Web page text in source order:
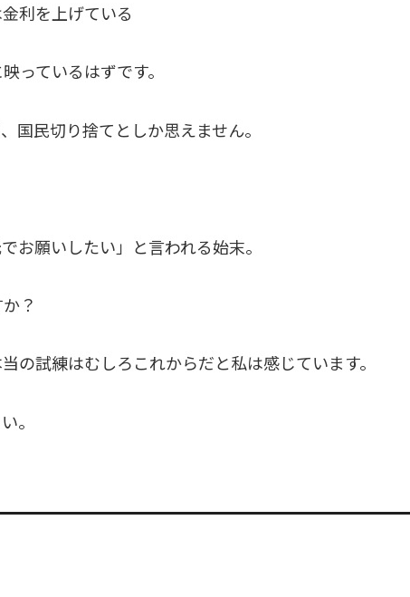
利を上げている
っているはずです。
国民切り捨てとしか思えません。
お願いしたい」と言われる始末。
？
の試練はむしろこれからだと私は感じています。
。